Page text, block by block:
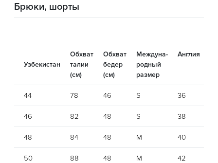
Брюки, шорты
Узбекистан
Обхват
талии
(см)
Обхват
бедер
(см)
Междуна-
родный
размер
Англия
44 78 46 S 36
46 82 48 S 38
48 84 48 M 40
50 88 48 M 42